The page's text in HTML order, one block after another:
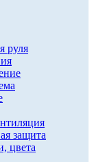
руля
защита
цвета